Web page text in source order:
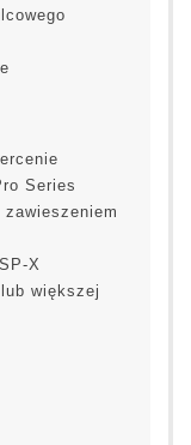
Series
X
większej